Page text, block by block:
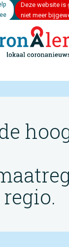
Deze website is
niet meer